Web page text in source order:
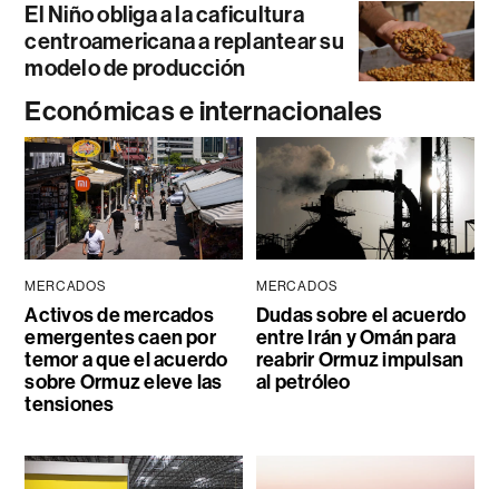
El Niño obliga a la caficultura
centroamericana a replantear su
modelo de producción
Económicas e internacionales
MERCADOS
Activos de mercados
emergentes caen por
temor a que el acuerdo
sobre Ormuz eleve las
tensiones
MERCADOS
Dudas sobre el acuerdo
entre Irán y Omán para
reabrir Ormuz impulsan
al petróleo